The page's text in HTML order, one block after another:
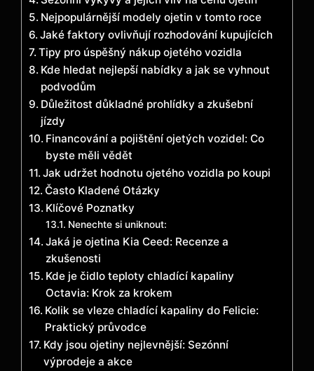
Nejpopulárnější modely ojetin v tomto roce
Jaké faktory ovlivňují rozhodování kupujících
Tipy pro úspěšný nákup ojetého vozidla
Kde hledat nejlepší nabídky a jak se vyhnout
podvodům
Důležitost důkladné prohlídky a zkušební
jízdy
Financování a pojištění ojetých vozidel: Co
byste měli vědět
Jak udržet hodnotu ojetého vozidla po koupi
Často Kladené Otázky
Klíčové Poznatky
Nenechte si uniknout:
Jaká je ojetina Kia Ceed: Recenze a
zkušenosti
Kde je čidlo teploty chladící kapaliny
Octavia: Krok za krokem
Kolik se vleze chladící kapaliny do Felicie:
Praktický průvodce
Kdy jsou ojetiny nejlevnější: Sezónní
výprodeje a akce